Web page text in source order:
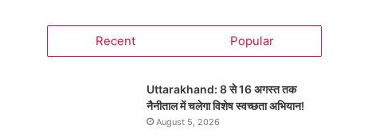
Recent Popular
Uttarakhand: 8 से 16 अगस्त तक
नैनीताल में चलेगा विशेष स्वच्छता अभियान!
August 5, 2026